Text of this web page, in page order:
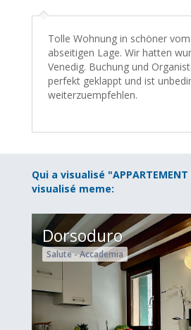
Tolle Wohnung in schöner
abseitigen Lage. Wir hatten
Venedig. Buchung und
perfekt geklappt und ist
weiterzuempfehlen.
Qui a visualisé "APPARTEMENT
visualisé meme:
Dorsoduro
Salute - Accademia